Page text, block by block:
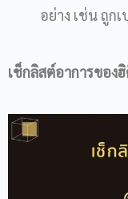
อย่าง เช่น ถูก
เช็กลิสต์อาการของ